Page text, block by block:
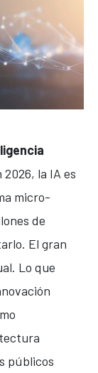
la IA es
micro-
de
El gran
Lo que
públicos